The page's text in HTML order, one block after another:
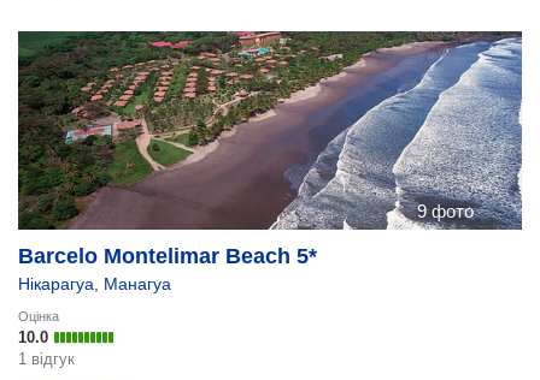
9 фото
Barcelo Montelimar Beach 5*
Нікарагуа Манагуа
Оцінка
10.0
1 відгук